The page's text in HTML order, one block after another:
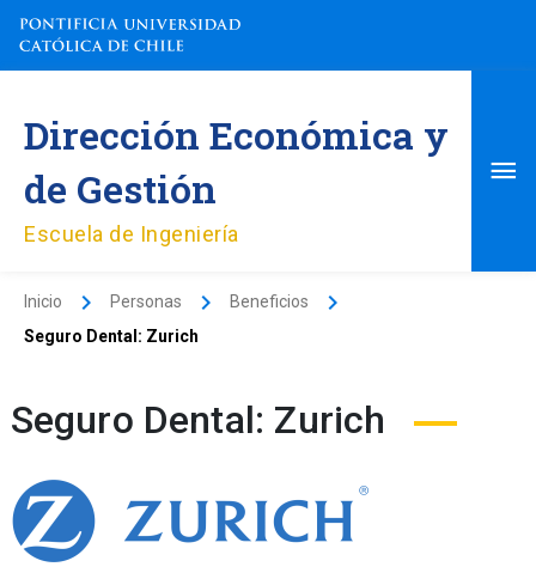
contenido
Dirección Económica y
de Gestión
Escuela de Ingeniería
Inicio Personas
Beneficios
Seguro Dental: Zurich
Seguro Dental: Zurich